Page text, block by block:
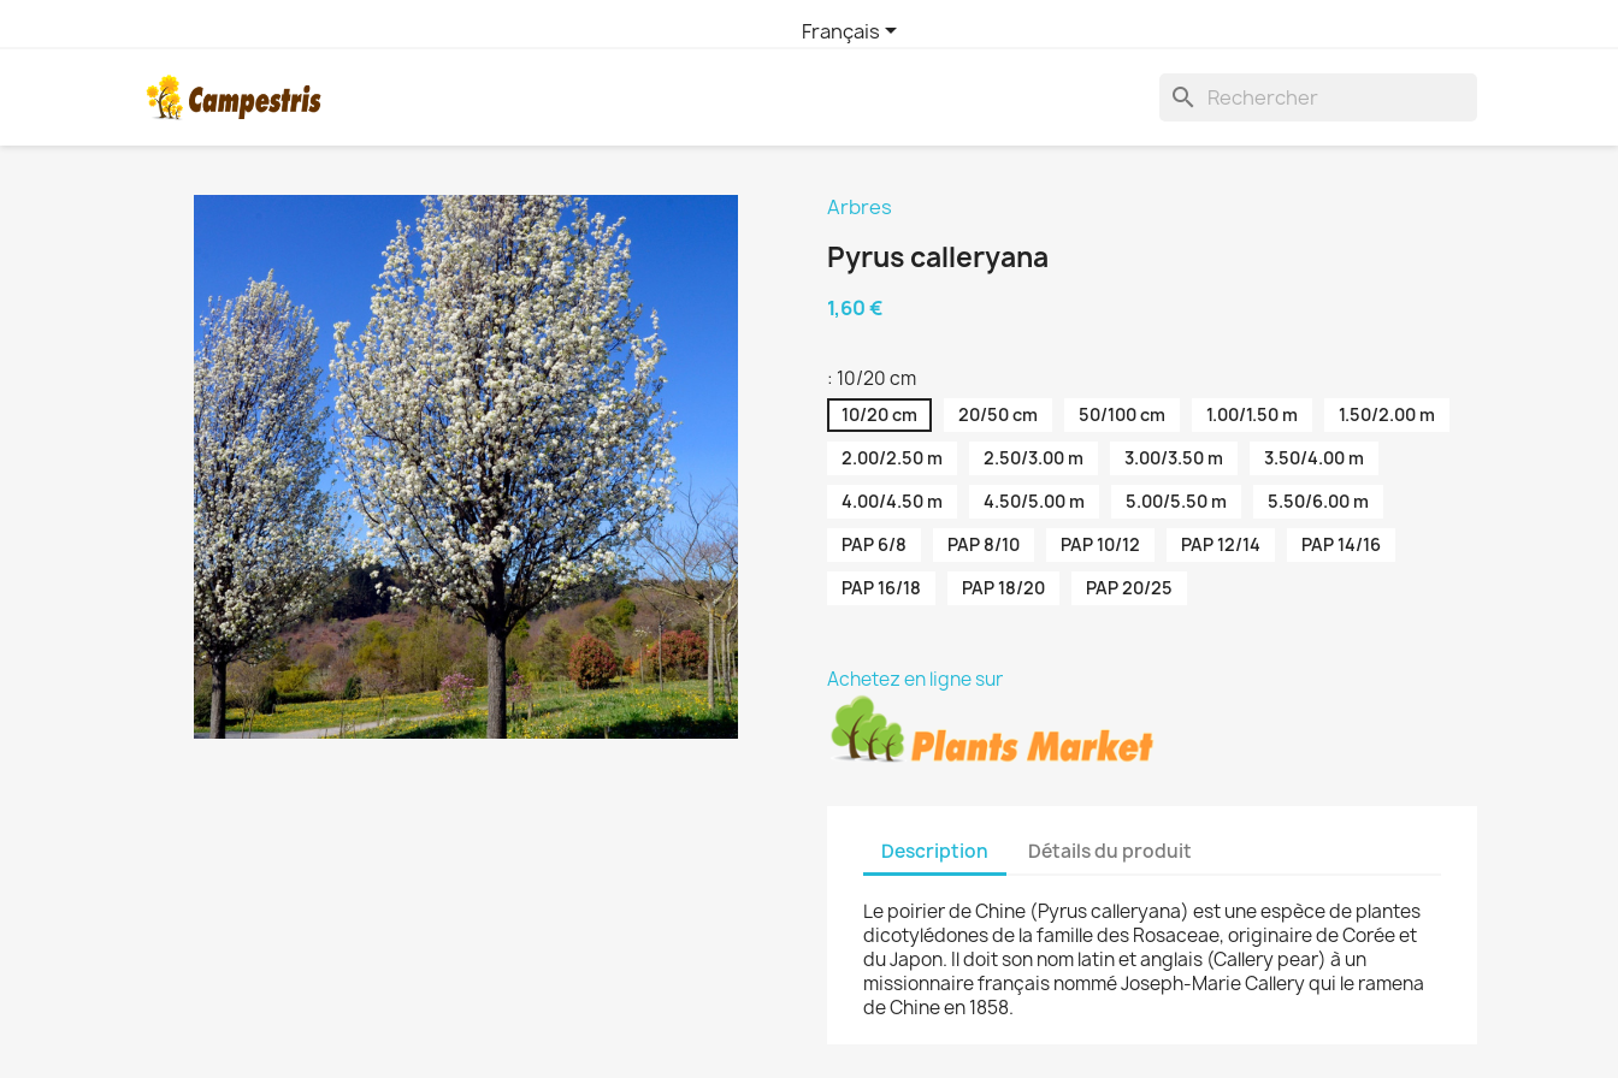
Français
search
Arbres
Pyrus calleryana
1,60 €
: 10/20 cm
10/20 cm 20/50 cm 50/100 cm 1.00/1.50 m
1.50/2.00 m
2.00/2.50 m
2.50/3.00 m 3.00/3.50 m
3.50/4.00 m
4.00/4.50 m
4.50/5.00 m 5.00/5.50 m
5.50/6.00 m
PAP 6/8
PAP 8/10 PAP 10/12 PAP 12/14
PAP 14/16
PAP 16/18
PAP 18/20 PAP 20/25
Achetez en ligne sur
Description Détails du produit
Le poirier de Chine (Pyrus calleryana) est une espèce de plantes
dicotylédones de la famille des Rosaceae, originaire de Corée et
du Japon. Il doit son nom latin et anglais (Callery pear) à un
missionnaire français nommé Joseph-Marie Callery qui le ramena
de Chine en 1858.